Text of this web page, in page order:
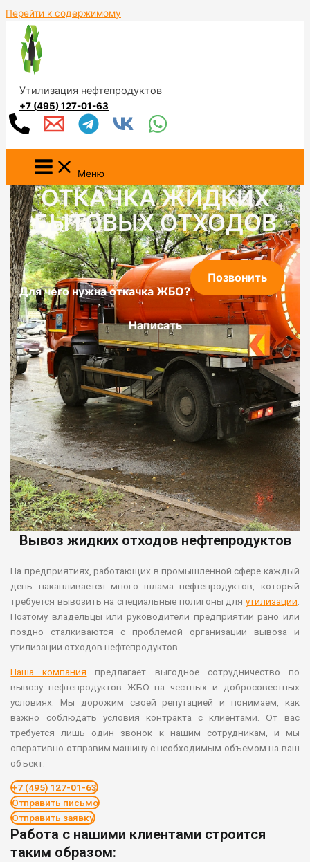
Перейти к содержимому
Утилизация нефтепродуктов
+7 (495) 127-01-63
Меню
ОТКАЧКА ЖИДКИХ
БЫТОВЫХ ОТХОДОВ
Для чего нужна откачка ЖБО?
Позвонить
Написать
Вывоз жидких отходов нефтепродуктов
На предприятиях, работающих в промышленной сфере каждый
день накапливается много шлама нефтепродуктов, который
требуется вывозить на специальные полигоны для утилизации
Поэтому владельцы или руководители предприятий рано или
поздно сталкиваются с проблемой организации вывоза и
утилизации отходов нефтепродуктов.
Наша компания предлагает выгодное сотрудничество по
вывозу нефтепродуктов ЖБО на честных и добросовестных
условиях. Мы дорожим своей репутацией и понимаем, как
важно соблюдать условия контракта с клиентами. От вас
требуется лишь один звонок к нашим сотрудникам, и мы
оперативно отправим машину с необходимым объемом на ваш
объект.
+7 (495) 127-01-63
Отправить письмо
Отправить заявку
Работа с нашими клиентами строится
таким образом: